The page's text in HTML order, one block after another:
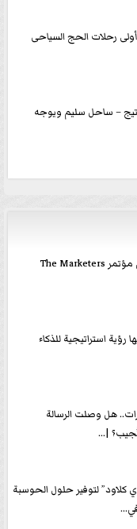
رحلات الحج السياحى
– ساحل سليم ويوجه
د. داليا أبو المجد تشارك في مؤتمر The Marketers
رؤية استراتيجية للذكاء
هل وصلت الرسالة
|...
كلاود” لتوفير حلول الحوسبة